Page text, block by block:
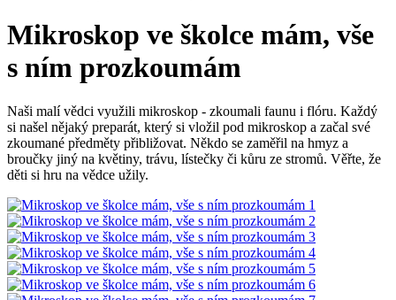
Mikroskop ve školce mám, vše
s ním prozkoumám
Naši malí vědci využili mikroskop - zkoumali faunu i flóru. Každý
si našel nějaký preparát, který si vložil pod mikroskop a začal své
zkoumané předměty přibližovat. Někdo se zaměřil na hmyz a
broučky jiný na květiny, trávu, lístečky či kůru ze stromů. Věřte, že
děti si hru na vědce užily.